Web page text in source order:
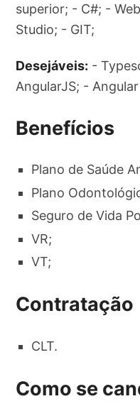
superior; - C#; -
Studio; - GIT;
Desejáveis: -
AngularJS; -
Benefícios
Plano de Saúde
Plano
Seguro de Vida
VR;
VT;
Contratação
CLT.
Como se